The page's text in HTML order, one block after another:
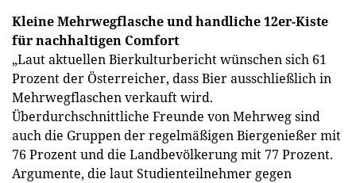
Kleine Mehrwegflasche und handliche 12er-Kiste
für nachhaltigen Comfort
„Laut aktuellen Bierkulturbericht wünschen sich 61
Prozent der Österreicher, dass Bier ausschließlich in
Mehrwegflaschen verkauft wird.
Überdurchschnittliche Freunde von Mehrweg sind
auch die Gruppen der regelmäßigen Biergenießer mit
76 Prozent und die Landbevölkerung mit 77 Prozent.
Argumente, die laut Studienteilnehmer gegen